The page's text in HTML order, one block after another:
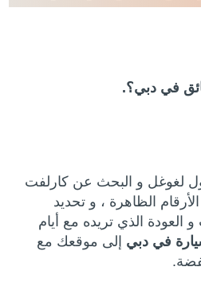
في دبي؟.
لغوغل و البحث عن كارلفت
الظاهرة ، و تحديد
الذي تريده مع أيام
في دبي إلى موقعك مع